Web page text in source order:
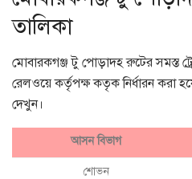
তালিকা
মোবারকগঞ্জ টু পোড়াদহ রুটের সমস্ত
রেলওয়ে কর্তৃপক্ষ কতৃক নির্ধারন করা
দেখুন।
আসন বিভাগ
শোভন